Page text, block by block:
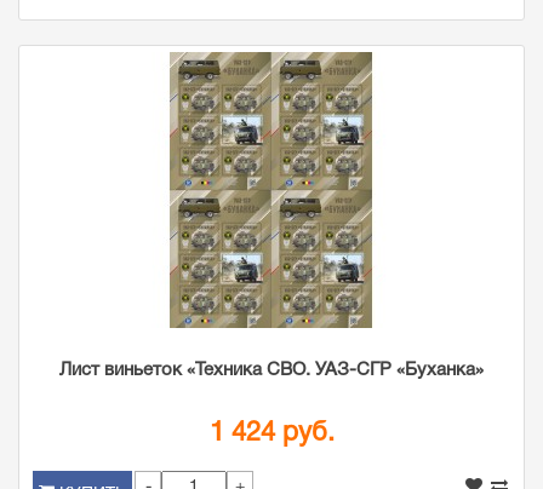
Лист виньеток «Техника СВО. УАЗ-СГР «Буханка»
1 424 руб.